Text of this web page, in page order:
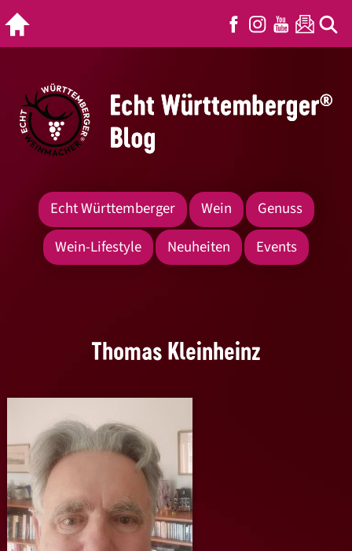
Echt Württemberger Wein
Genuss
Wein-Lifestyle
Neuheiten Events
Thomas Kleinheinz